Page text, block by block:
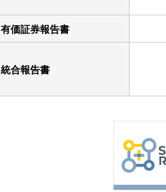
有価証券報告書
統合報告書